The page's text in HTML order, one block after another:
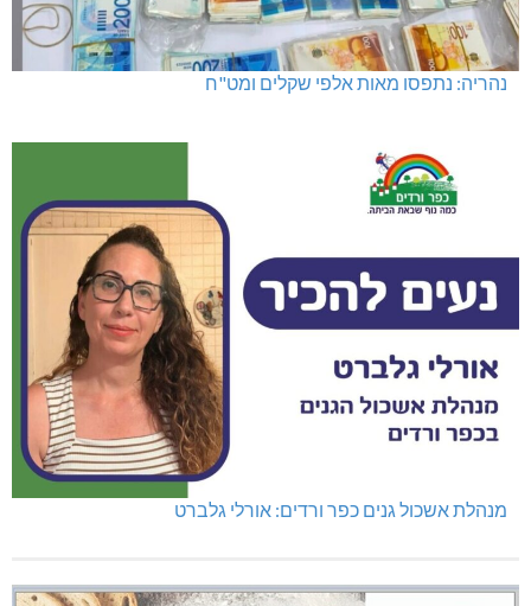
נהריה: נתפסו מאות אלפי שקלים ומט"ח
מנהלת אשכול גנים כפר ורדים: אורלי גלברט